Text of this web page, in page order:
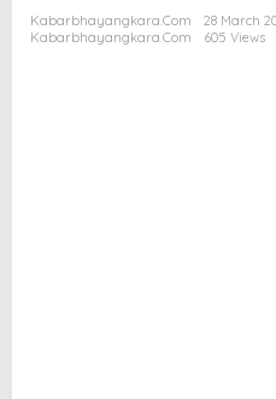
Kabarbhayangkara.com
28 March
Kabarbhayangkara.com
605 Views